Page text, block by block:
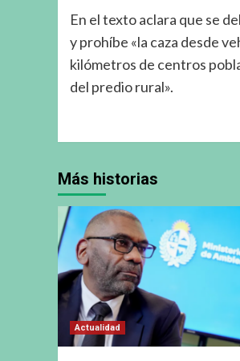
En el texto aclara que se
y prohíbe «la caza desde
kilómetros de centros
del predio rural».
Más historias
Actualidad